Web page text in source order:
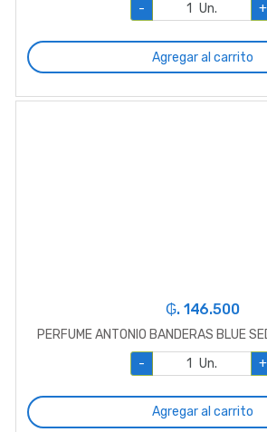
-
Un. +
Agregar al carrito
₲. 146.500
PERFUME ANTONIO BANDERAS BLUE
-
Un. +
Agregar al carrito